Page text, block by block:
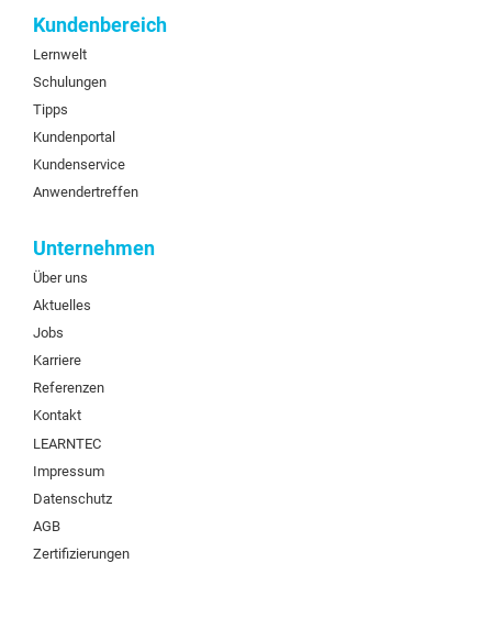
Kundenbereich
Lernwelt
Schulungen
Tipps
Kundenportal
Kundenservice
Anwendertreffen
Unternehmen
Über uns
Aktuelles
Jobs
Karriere
Referenzen
Kontakt
LEARNTEC
Impressum
Datenschutz
AGB
Zertifizierungen